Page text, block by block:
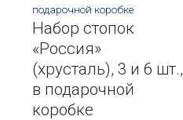
Набор стопок
«Россия»
(хрусталь), 3 и 6 шт.,
в подарочной
коробке